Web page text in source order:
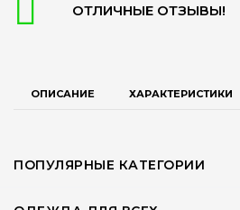
ОТЛИЧНЫЕ ОТЗЫВЫ!
ОПИСАНИЕ ХАРАКТЕРИСТИКИ
ПОПУЛЯРНЫЕ КАТЕГОРИИ